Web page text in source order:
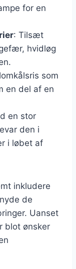
for en
: Tilsæt
hvidløg
som
en del af en
en stor
den i
i løbet af
inkludere
de
Uanset
blot ønsker